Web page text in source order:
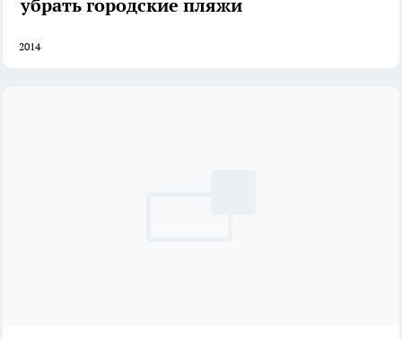
убрать городские пляжи
2014